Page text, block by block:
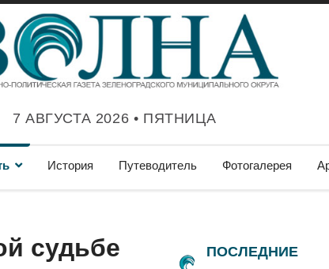
7 АВГУСТА 2026 • ПЯТНИЦА
История Путеводитель Фотогалерея
судьбе
ПОСЛЕДНИЕ